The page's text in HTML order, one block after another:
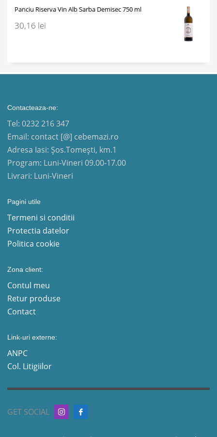
Panciu Riserva Vin Alb Sarba Demisec 750 ml
30,16 lei
Contacteaza-ne:
Tel: 0232 216 347
Email: contact [@] cebemazi.ro
Adresa Iasi: Șos.Tomești, km.1
Program: Luni-Vineri 09.00-17.00
Livrari: Luni-Vineri
Pagini utile
Termeni si conditii
Protectia datelor
Politica cookie
Zona client:
Contul meu
Retur produse
Contact
Link-uri externe:
ANPC
Col. Litigiilor
GET SOCIAL